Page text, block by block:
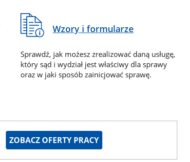
Wzory i formularze
Sprawdź, jak możesz zrealizować daną usługę,
który sąd i wydział jest właściwy dla sprawy
oraz w jaki sposób zainicjować sprawę.
ZOBACZ OFERTY PRACY